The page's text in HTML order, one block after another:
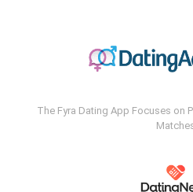
The Fyra Dating App Focuses on